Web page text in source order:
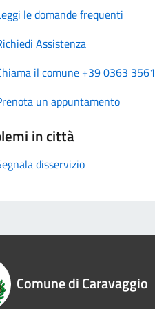
le domande frequenti
Assistenza
il comune +39 0363 3561
un appuntamento
in città
disservizio
Comune di Caravaggio